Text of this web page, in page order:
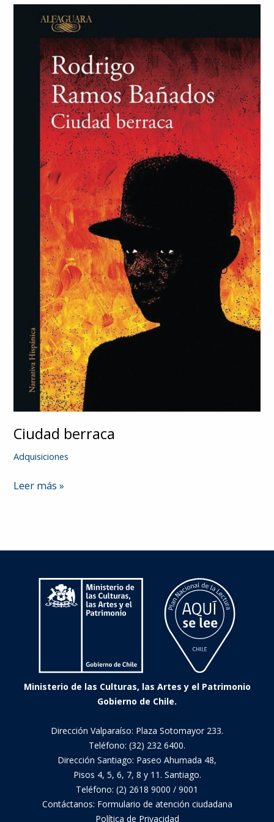
Ciudad berraca
Adquisiciones
Ciudad
Leer más »
Ministerio de las Culturas, las Artes y el Patrimonio
Gobierno de Chile.
Dirección Valparaíso: Plaza Sotomayor 233.
Teléfono: (32) 232 6400.
Dirección Santiago: Paseo Ahumada 48,
Pisos 4, 5, 6, 7, 8 y 11. Santiago.
Teléfono: (2) 2618 9000 / 9001
Contáctanos: Formulario de atención ciudadana
Política de Privacidad